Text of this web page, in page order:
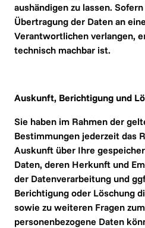
aushändigen zu lassen.
Übertragung der Daten an
Verantwortlichen verlangen,
technisch machbar ist.
Auskunft, Berichtigung und
Sie haben im Rahmen der
Bestimmungen jederzeit das
Auskunft über Ihre
Daten, deren Herkunft und
der Datenverarbeitung und
Berichtigung oder Löschung
sowie zu weiteren Fragen
personenbezogene Daten